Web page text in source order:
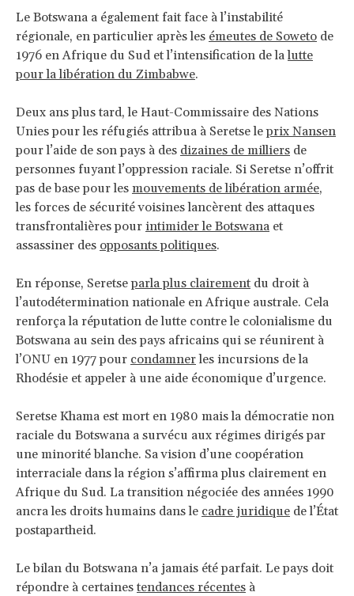
Le Botswana a également fait face à l’instabilité
régionale, en particulier après les émeutes de Soweto de
1976 en Afrique du Sud et l’intensification de lalutte
pour la libération du Zimbabwe.
Deux ans plus tard, le Haut-Commissaire des Nations
Unies pour les réfugiés attribua à Seretse leprix Nansen
pour l’aide de son pays à des dizaines de milliers de
personnes fuyant l’oppression raciale. Si Seretse n’offrit
pas de base pour les mouvements de libération armée,
les forces de sécurité voisines lancèrent des attaques
transfrontalières pour intimider le Botswana et
assassiner des opposants politiques.
En réponse, Seretseparla plus clairement du droit à
l’autodétermination nationale en Afrique australe. Cela
renforça la réputation de lutte contre le colonialisme du
Botswana au sein des pays africains qui se réunirent à
l’ONU en 1977 pour condamnerles incursions de la
Rhodésie et appeler à une aide économique d’urgence.
Seretse Khama est mort en 1980 mais la démocratie non
raciale du Botswana a survécu aux régimes dirigés par
une minorité blanche. Sa vision d’une coopération
interraciale dans la région s’affirma plus clairement en
Afrique du Sud. La transition négociée des années 1990
ancra les droits humains dans le cadre juridique de l’État
postapartheid.
Le bilan du Botswana n’a jamais été parfait. Le pays doit
répondre à certaines tendances récentes à